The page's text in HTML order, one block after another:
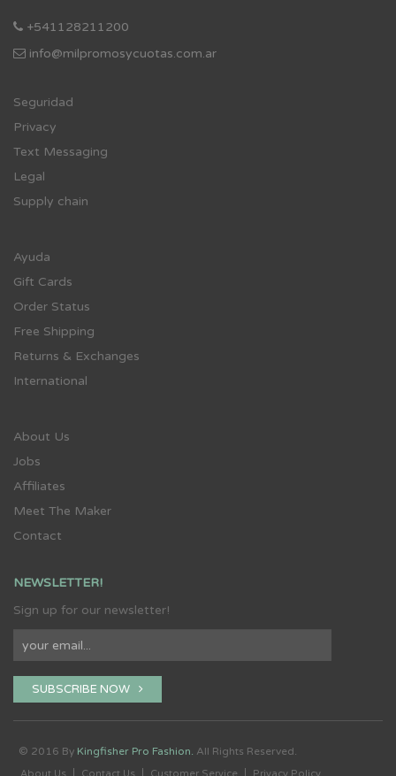
+541128211200
info@milpromosycuotas.com.ar
Seguridad
Privacy
Text Messaging
Legal
Supply chain
Ayuda
Gift Cards
Order Status
Free Shipping
Returns & Exchanges
International
About Us
Jobs
Affiliates
Meet The Maker
Contact
NEWSLETTER!
Sign up for our newsletter!
SUBSCRIBE NOW
© 2016 By Kingfisher Pro Fashion. All Rights Reserved.